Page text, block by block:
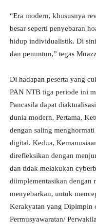
“Era modern, khususnya
besar seperti penyebaran
hidup individualistik. Di
dan penuntun,” tegas
Di hadapan peserta yang
PAN NTB tiga periode ini
Pancasila dapat
dunia modern. Pertama,
dengan saling
digital. Kedua,
direfleksikan dengan
dan tidak melakukan
diimplementasikan dengan
menyebarkan, untuk
Kerakyatan yang Dipimpin
Permusyawaratan/